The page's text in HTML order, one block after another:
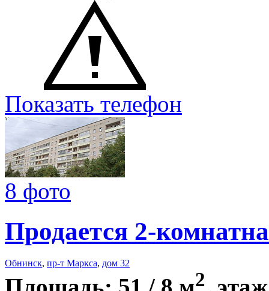
Показать телефон
8 фото
Продается 2-
Обнинск, пр-т Маркса, дом 32
2